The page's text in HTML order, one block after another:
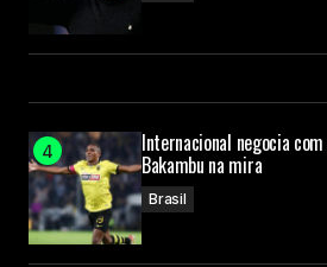
Internacional negocia
Bakambu na mira
Brasil